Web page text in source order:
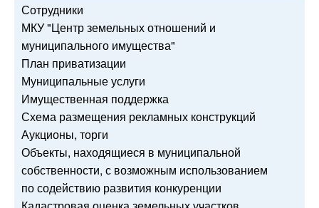
Сотрудники
МКУ "Центр земельных отношений и
муниципального имущества"
План приватизации
Муниципальные услуги
Имущественная поддержка
Схема размещения рекламных конструкций
Аукционы, торги
Объекты, находящиеся в муниципальной
собственности, с возможным использованием
по содействию развития конкуренции